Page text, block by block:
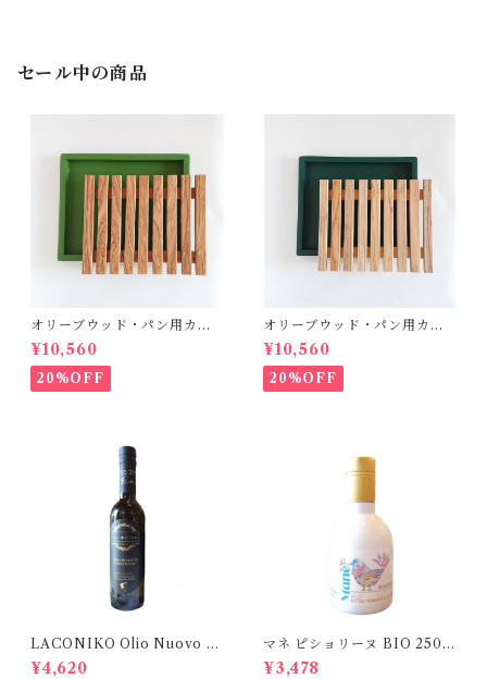
セール中の商品
オリーブウッド・パン用カッ
ティングボード【グリーン】
¥10,560
20%OFF
オリーブウッド・パン用カッ
ティングボード【ダークグリ
ーン】
¥10,560
20%OFF
LACONIKO Olio Nuovo オ
リオ・ヌオーヴォ 375ml
¥4,620
マネ ピショリーヌ BIO 250m
l¥3,478